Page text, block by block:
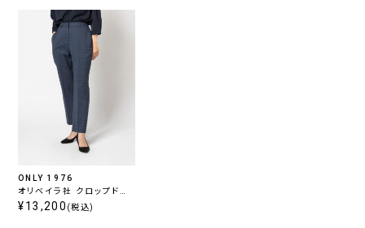
ONLY 1976
オリベイラ社 クロップドパ
ンツ ブルーチェック
¥13,200 (税込)